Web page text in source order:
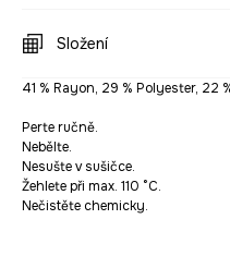
Složení
41 % Rayon, 29 % Polyester, 22
Perte ručně.
Nebělte.
Nesušte v sušičce.
Žehlete při max. 110 °C.
Nečistěte chemicky.